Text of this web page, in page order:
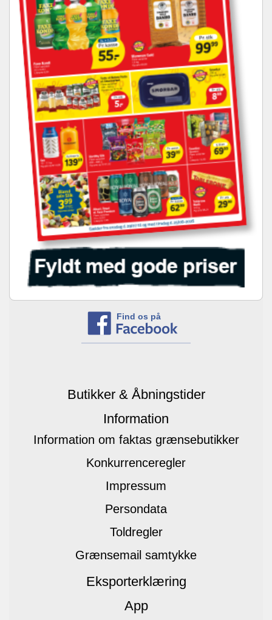
Find os på
Butikker & Åbningstider
Information
Information om faktas grænsebutikker
Konkurrenceregler
Impressum
Persondata
Toldregler
Grænsemail samtykke
Eksporterklæring
App